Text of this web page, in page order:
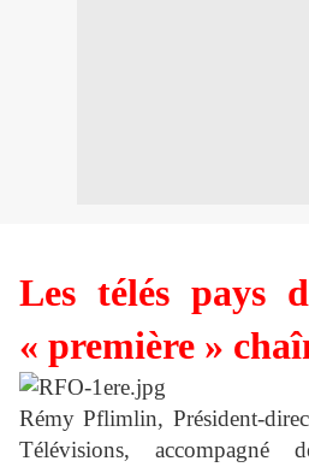
Les télés pays
« première »
Rémy Pflimlin, Président-
Télévisions, accompagné